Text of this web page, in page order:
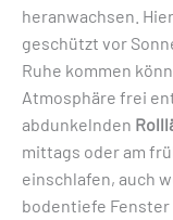
heranwachsen.
geschützt vor
Ruhe kommen
Atmosphäre frei
abdunkelnden
mittags oder am
einschlafen, auch
bodentiefe Fenster